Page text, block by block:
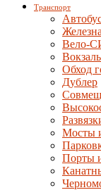
Транспорт
Вело-
Обход
Дублер
Мосты
Порты